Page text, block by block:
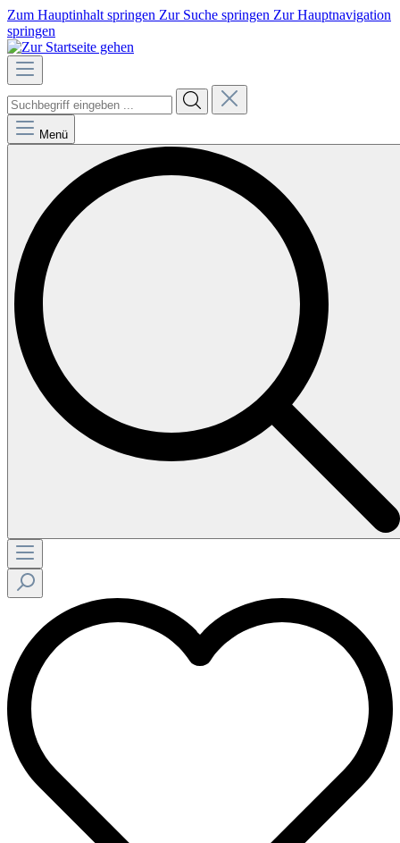
Zum Hauptinhalt springen Zur Suche springen Zur Hauptnavigation
springen
Menü